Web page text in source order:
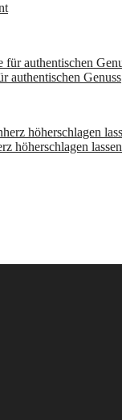
authentischen Genuss
höherschlagen lassen